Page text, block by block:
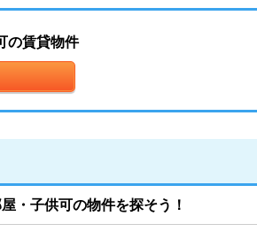
の賃貸物件
・子供可の物件を探そう！